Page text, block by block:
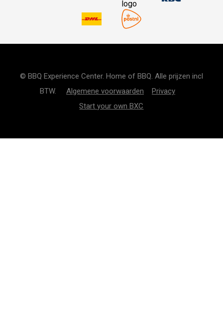
© BBQ Experience Center. Home of BBQ. Alle prijzen incl
BTW. Algemene voorwaarden
Privacy
Start your own BXC